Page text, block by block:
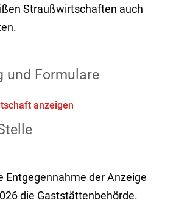
Straußwirtschaften auch
und Formulare
anzeigen
Entgegennahme der Anzeige
die Gaststättenbehörde.